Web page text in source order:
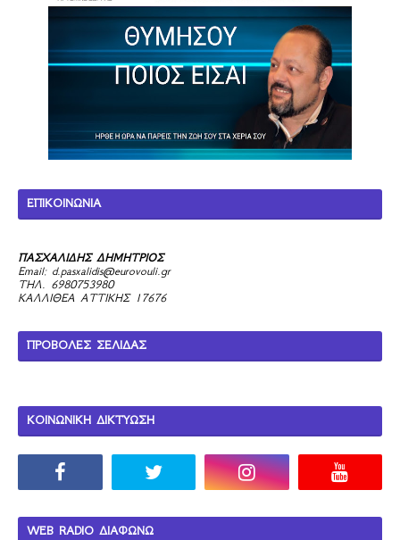
ΕΠΙΚΟΙΝΩΝΙΑ
ΠΑΣΧΑΛΙΔΗΣ ΔΗΜΗΤΡΙΟΣ
Email: d.pasxalidis@eurovouli.gr
ΤΗΛ. 6980753980
ΚΑΛΛΙΘΕΑ ΑΤΤΙΚΗΣ 17676
ΠΡΟΒΟΛΕΣ ΣΕΛΙΔΑΣ
ΚΟΙΝΩΝΙΚΗ ΔΙΚΤΥΩΣΗ
WEB RADIO ΔΙΑΦΩΝΩ